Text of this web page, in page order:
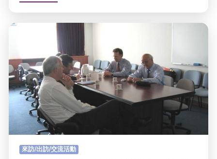
來訪/出訪/交流活動